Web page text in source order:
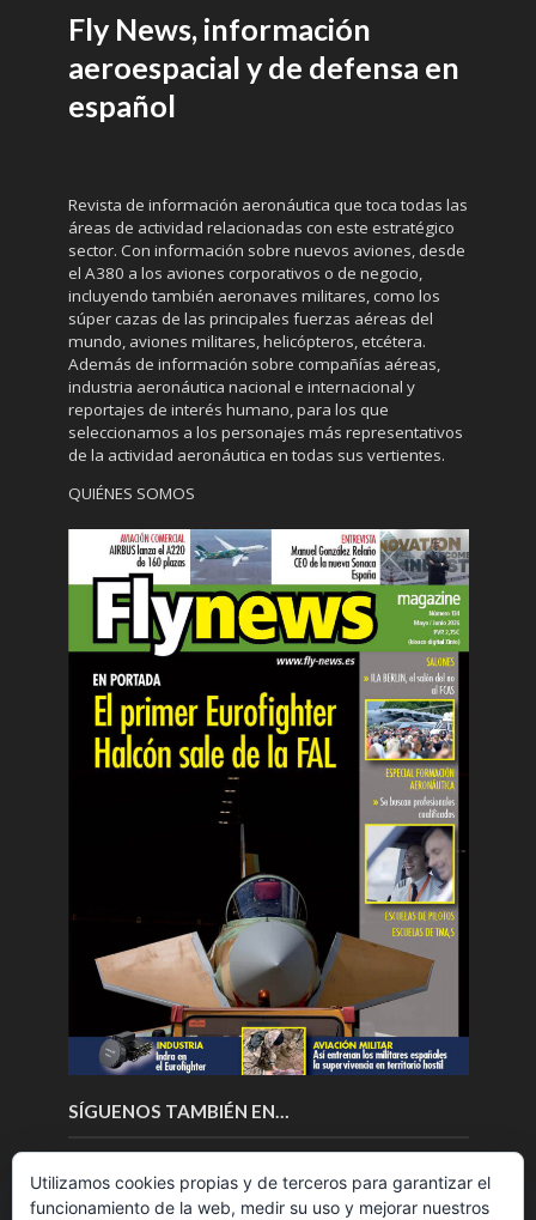
Fly News, información
aeroespacial y de defensa en
español
Revista de información aeronáutica que toca todas las
áreas de actividad relacionadas con este estratégico
sector. Con información sobre nuevos aviones, desde
el A380 a los aviones corporativos o de negocio,
incluyendo también aeronaves militares, como los
súper cazas de las principales fuerzas aéreas del
mundo, aviones militares, helicópteros, etcétera.
Además de información sobre compañías aéreas,
industria aeronáutica nacional e internacional y
reportajes de interés humano, para los que
seleccionamos a los personajes más representativos
de la actividad aeronáutica en todas sus vertientes.
QUIÉNES SOMOS
SÍGUENOS TAMBIÉN EN…
Utilizamos cookies propias y de terceros para garantizar el
funcionamiento de la web, medir su uso y mejorar nuestros